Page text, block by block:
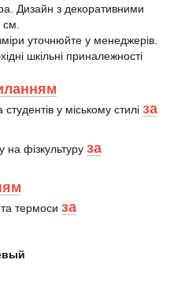
Дизайн з декоративними
уточнюйте у менеджерів.
шкільні приналежності
у міському стилі за
на фізкультуру за
термоси за